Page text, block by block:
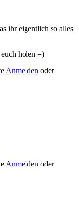
ihr eigentlich so alles
holen =)
Anmelden oder
Anmelden oder